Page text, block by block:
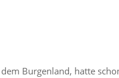
Burgenland, hatte